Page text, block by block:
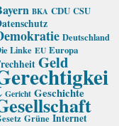
BKA CDU CSU
Deutschland
Linke EU Europa
Geld
Gericht Geschichte
Grüne Internet